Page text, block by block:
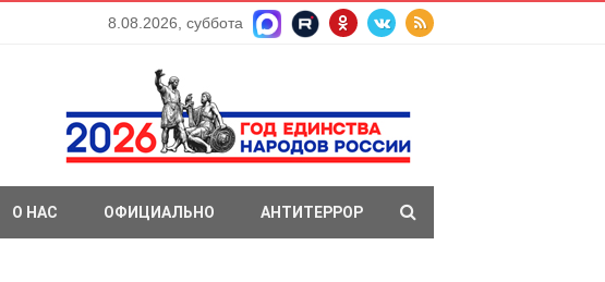
8.08.2026, суббота
О НАС ОФИЦИАЛЬНО АНТИТЕРРОР